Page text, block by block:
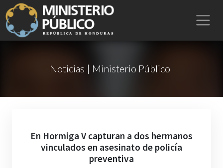
Noticias | Ministerio Público
En Hormiga V capturan a dos hermanos
vinculados en asesinato de policía
preventiva